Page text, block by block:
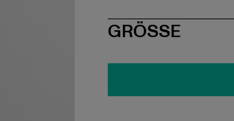
SIZE
GRÖSSE